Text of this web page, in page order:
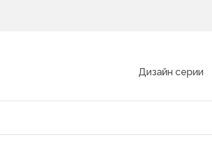
Дизайн серии